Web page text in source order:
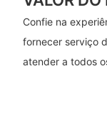
Confie na
fornecer serviço
atender a todos